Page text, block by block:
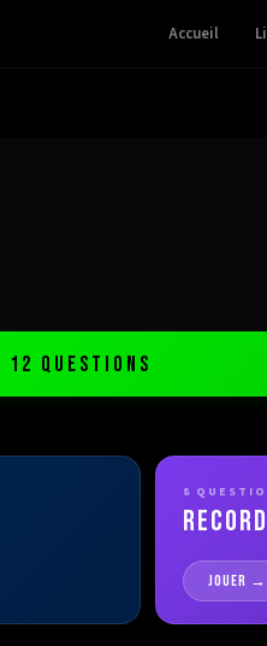
Accueil
12 QUESTIONS
8
JOUER →